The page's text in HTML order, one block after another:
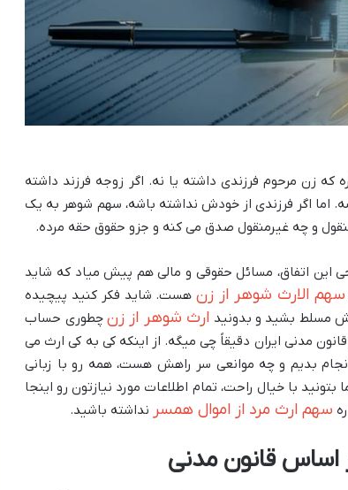
زن مرحوم فرزندی داشته یا نه. اگر زوجه فرزند داشته
دارایی های همسرشه. اما اگر فرزندی از خودش نداشته باشه، سهم شوهر به یک
این اتفاق، مسائل حقوقی و مالی هم پیش میاد که شاید
سهم الارث شوهر از زنهست. شاید فکر کنید پیچیده
مسلط بشید و بدونید ارث شوهر از زنچطوری حساب
مدنی ایران دقیقاً چی میگه. از اینکه کی به کی ارث می
بدیم و چه موانعی سر راهش هست، همه رو با زبانی
با خیال راحت، تمام اطلاعات مورد نیازتون رو اینجا
سهم ارث مرد از اموال همسر نداشته باشید.
اساس قانون مدنی